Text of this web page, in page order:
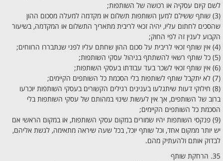
לשם קיום עסקיה או רכושה של השותפות;
(3) שותף ששילם למען השותפות תשלום או מקדמה למעלה מסכום ההון
שהסכים לחתום עליו, יהיה זכאי לריבית מתאריך התשלום או המקדמה, בשיעור
הקבוע לענין זה לפי החוק;
(4) אין שותף זכאי לריבית על סכום ההון שחתם עליו לפני שנתבררו הרווחים;
(5) כל שותף רשאי להשתתף בניהול עסקי השותפות;
(6) אין שותף זכאי לשכר בעד עבודתו בעסקי השותפות;
(7) לא יתקבל שותף לשותפות בלי הסכמת כל השותפים הקיימים;
(8) חילוקי דעות שיתגלעו בענינים רגילים הקשורים בעסקי השותפות יוכרעו
ברוב של השותפים, אך אין לעשות שינוי במהותם של עסקי השותפות בלי
הסכמת כל השותפים הקיימים;
(9) פנקסי השותפות יהיו שמורים במקום עסקי השותפות, או במקום הראשי אם
יש יותר ממקום אחד, וכל שותף יוכל, בכל שעה שיראה מתאימה, לגשת אליהם,
לבדוק אותם ולהעתיק מהם.
35. הרחקת שותף